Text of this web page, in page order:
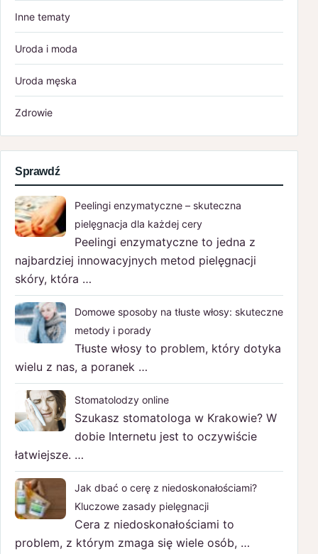
Inne tematy
Uroda i moda
Uroda męska
Zdrowie
Sprawdź
Peelingi enzymatyczne – skuteczna
pielęgnacja dla każdej cery
Peelingi enzymatyczne to jedna z
najbardziej innowacyjnych metod pielęgnacji
skóry, która …
Domowe sposoby na tłuste włosy: skuteczne
metody i porady
Tłuste włosy to problem, który dotyka
wielu z nas, a poranek …
Stomatolodzy online
Szukasz stomatologa w Krakowie? W
dobie Internetu jest to oczywiście
łatwiejsze. …
Jak dbać o cerę z niedoskonałościami?
Kluczowe zasady pielęgnacji
Cera z niedoskonałościami to
problem, z którym zmaga się wiele osób, …